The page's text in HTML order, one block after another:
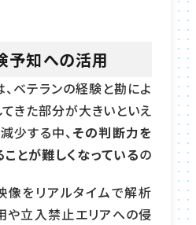
予知への活用
ベテランの経験と勘によ
きた部分が大きいといえ
少する中、その判断力を
とが難しくなっているの
をリアルタイムで解析
や立入禁止エリアへの侵